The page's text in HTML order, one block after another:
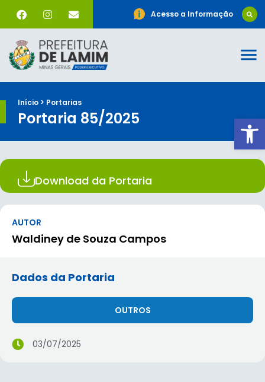
Acesso a Informação
Início > Portarias
Portaria 85/2025
Download da Portaria
AUTOR
Waldiney de Souza Campos
Dados da Portaria
OUTROS
03/07/2025